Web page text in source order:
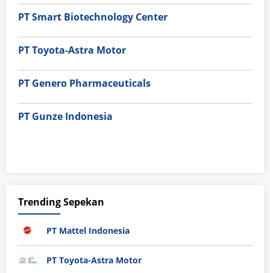
PT Smart Biotechnology Center
PT Toyota-Astra Motor
PT Genero Pharmaceuticals
PT Gunze Indonesia
Trending Sepekan
PT Mattel Indonesia
PT Toyota-Astra Motor